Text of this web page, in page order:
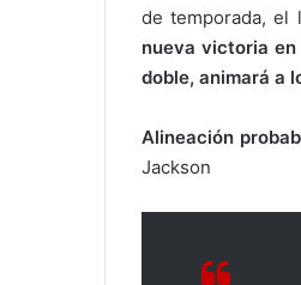
de temporada, el
nueva victoria
doble, animará a
Alineación
Jackson